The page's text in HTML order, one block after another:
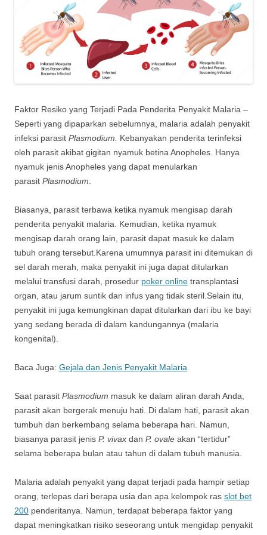
Faktor Resiko yang Terjadi Pada Penderita Penyakit Malaria –
Seperti yang dipaparkan sebelumnya, malaria adalah penyakit
infeksi parasit Plasmodium. Kebanyakan penderita terinfeksi
oleh parasit akibat gigitan nyamuk betina Anopheles. Hanya
nyamuk jenis Anopheles yang dapat menularkan
parasit Plasmodium
Biasanya, parasit terbawa ketika nyamuk mengisap darah
penderita penyakit malaria. Kemudian, ketika nyamuk
mengisap darah orang lain, parasit dapat masuk ke dalam
tubuh orang tersebut.Karena umumnya parasit ini ditemukan di
sel darah merah, maka penyakit ini juga dapat ditularkan
melalui transfusi darah, prosedur poker online transplantasi
organ, atau jarum suntik dan infus yang tidak steril.Selain itu,
penyakit ini juga kemungkinan dapat ditularkan dari ibu ke bayi
yang sedang berada di dalam kandungannya (malaria
kongenital).
Baca Juga: Gejala dan Jenis Penyakit Malaria
Saat parasit Plasmodium masuk ke dalam aliran darah Anda,
parasit akan bergerak menuju hati. Di dalam hati, parasit akan
tumbuh dan berkembang selama beberapa hari. Namun,
biasanya parasit jenis P. vivax dan P. ovale akan “tertidur”
selama beberapa bulan atau tahun di dalam tubuh manusia.
Malaria adalah penyakit yang dapat terjadi pada hampir setiap
orang, terlepas dari berapa usia dan apa kelompok ras slot bet
200 penderitanya. Namun, terdapat beberapa faktor yang
dapat meningkatkan risiko seseorang untuk mengidap penyakit